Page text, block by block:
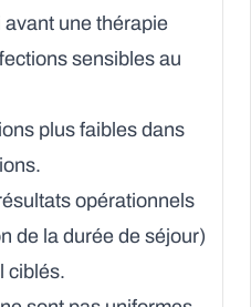
une thérapie
sensibles au
plus faibles dans
opérationnels
de la durée de séjour)
ciblés.